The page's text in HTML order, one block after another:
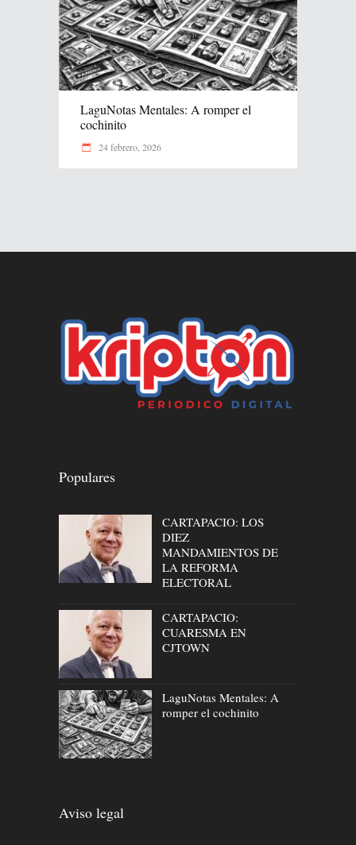
LaguNotas Mentales: A romper el
cochinito
24 febrero, 2026
Populares
CARTAPACIO: LOS
DIEZ
MANDAMIENTOS DE
LA REFORMA
ELECTORAL
CARTAPACIO:
CUARESMA EN
CJTOWN
LaguNotas Mentales: A
romper el cochinito
Aviso legal